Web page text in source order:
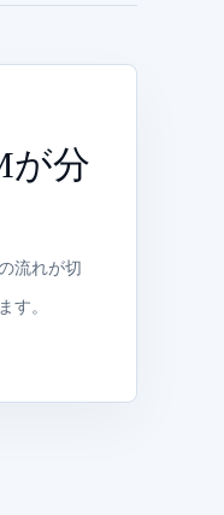
が分
流れが切
す。